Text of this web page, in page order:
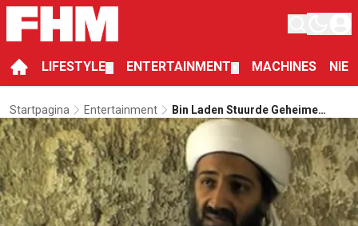
LIFESTYLE ENTERTAINMENT MACHINES
Startpagina Entertainment
Bin Laden Stuurde Geheime
Boodschappen Via Pornofilms